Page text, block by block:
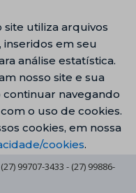
site utiliza arquivos
inseridos em seu
análise estatística.
nosso site e sua
continuar navegando
o uso de cookies.
cookies, em nossa
cookies.
99707-3433 - (27) 99886-